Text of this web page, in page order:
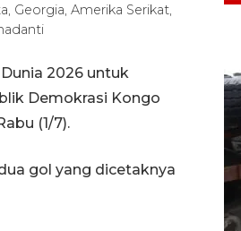
Georgia, Amerika Serikat,
2026 untuk
Demokrasi Kongo
(1/7).
gol yang dicetaknya